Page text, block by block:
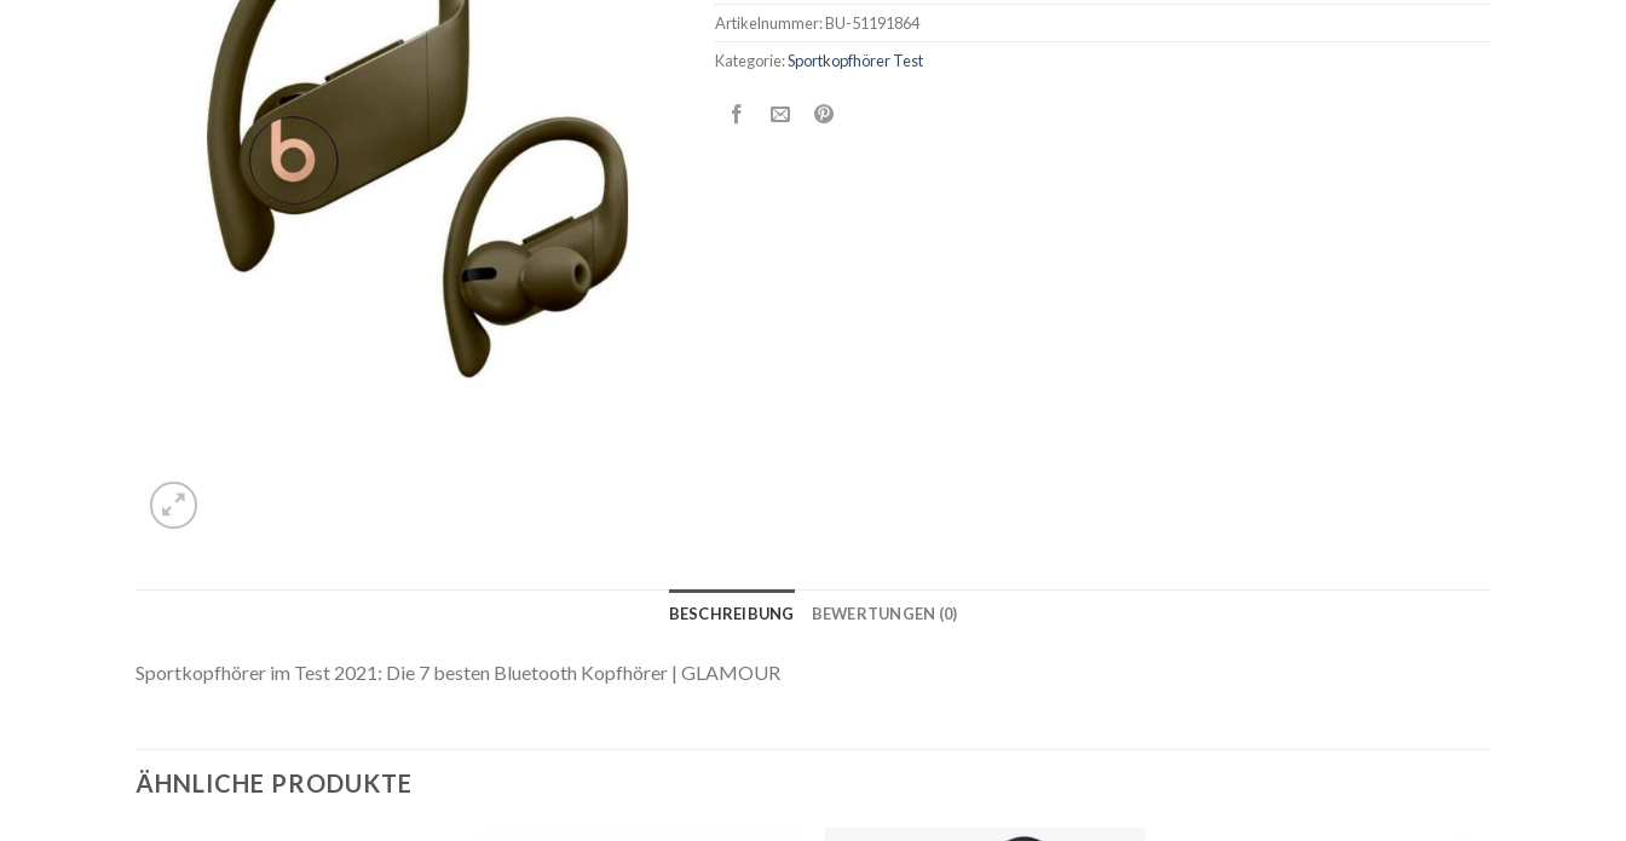
Artikelnummer:BU-51191864
Kategorie:Sportkopfhörer Test
BESCHREIBUNG BEWERTUNGEN (0)
Sportkopfhörer im Test 2021: Die 7 besten Bluetooth Kopfhörer | GLAMOUR
ÄHNLICHE PRODUKTE